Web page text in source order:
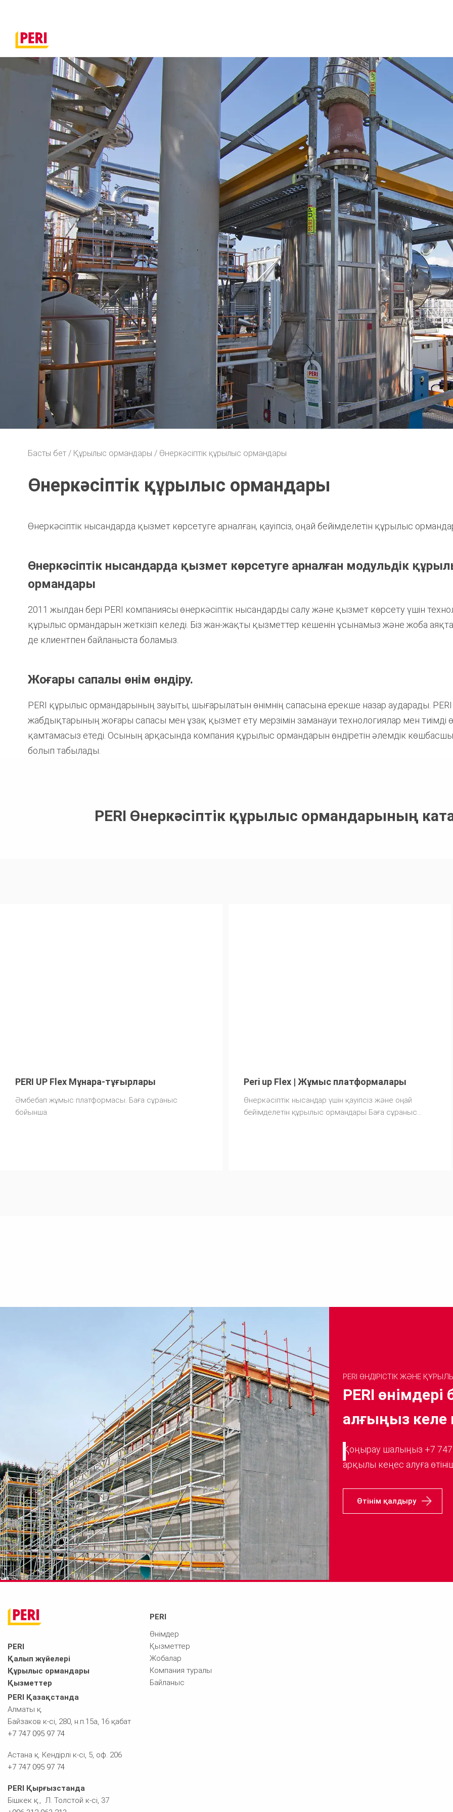
Басты бет Құрылыс ормандары Өнеркәсіптік құрылыс ормандары
Өнеркәсіптік құрылыс ормандары
Өнеркәсіптік нысандарда қызмет көрсетуге арналған, қауіпсіз, оңай бейімделетін құрылыс
Өнеркәсіптік нысандарда қызмет көрсетуге арналған модульдік
ормандары
2011 жылдан бері PERI компаниясы өнеркәсіптік нысандарды салу және қызмет көрсету үшін
құрылыс ормандарын жеткізіп келеді. Біз жан-жақты қызметтер кешенін ұсынамыз және жоба
де клиентпен байланыста боламыз.
Жоғары сапалы өнім өндіру.
PERI құрылыс ормандарының зауыты, шығарылатын өнімнің сапасына ерекше назар аударады. PERI
жабдықтарының жоғары сапасы мен ұзақ қызмет ету мерзімін заманауи технологиялар мен тиімді
қамтамасыз етеді. Осының арқасында компания құрылыс ормандарын өндіретін әлемдік
болып табылады.
PERI Өнеркәсіптік құрылыс ормандарының
PERI UP Flex Мұнара-тұғырлары
Әмбебап жұмыс платформасы. Баға сұраныс
бойынша.
Peri up Flex | Жұмыс платформалары
Өнеркәсіптік нысандар үшін қауіпсіз және оңай
бейімделетін құрылыс ормандары Баға сұраныс
PERI ӨНДІРІСТІК ЖӘНЕ
PERI
алғыңыз келе
Қоңырау шалыңыз +7
арқылы кеңес алуға
Өтінім қалдыру
PERI
Қалып жүйелері
Құрылыс ормандары
Қызметтер
PERI Қазақстанда
Алматы қ.
Байзаков к-сі, 280, н.п.15а, 16 қабат
+7 747 095 97 74
Астана қ. Кендірлі к-сі, 5, оф. 206
+7 747 095 97 74
PERI Қырғызстанда
Бішкек қ., Л. Толстой к-сі, 37
PERI
Өнімдер
Қызметтер
Жобалар
Компания туралы
Байланыс